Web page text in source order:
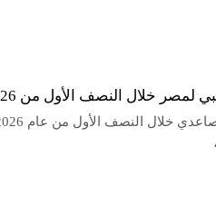
لمصر خلال النصف الأول من 2026؟